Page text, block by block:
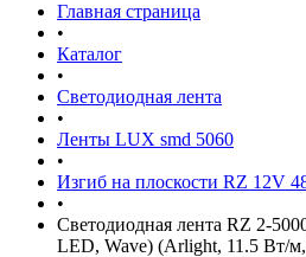
Главная страница
•
Каталог
•
Светодиодная лента
•
Ленты LUX smd 5060
•
Изгиб на плоскости RZ 12V
•
Светодиодная лента RZ 2-
LED, Wave) (Arlight, 11.5 Вт/